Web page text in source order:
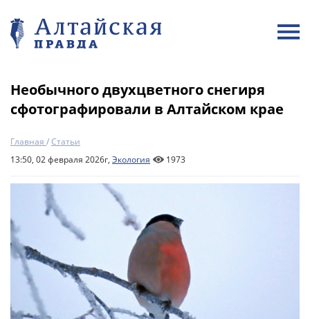
Необычного двухцветного снегиря
сфотографировали в Алтайском крае
Главная /Статьи
13:50, 02 февраля 2026г, Экология 1973